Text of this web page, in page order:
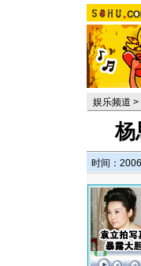
娱乐频道 >
杨
时间：